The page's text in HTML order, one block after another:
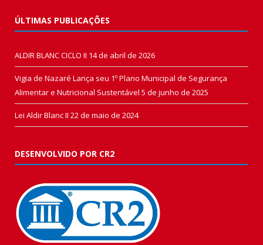
ÚLTIMAS PUBLICAÇÕES
ALDIR BLANC CICLO II 14 de abril de 2026
Vigia de Nazaré Lança seu 1º Plano Municipal de Segurança
Alimentar e Nutricional Sustentável 5 de junho de 2025
Lei Aldir Blanc II 22 de maio de 2024
DESENVOLVIDO POR CR2